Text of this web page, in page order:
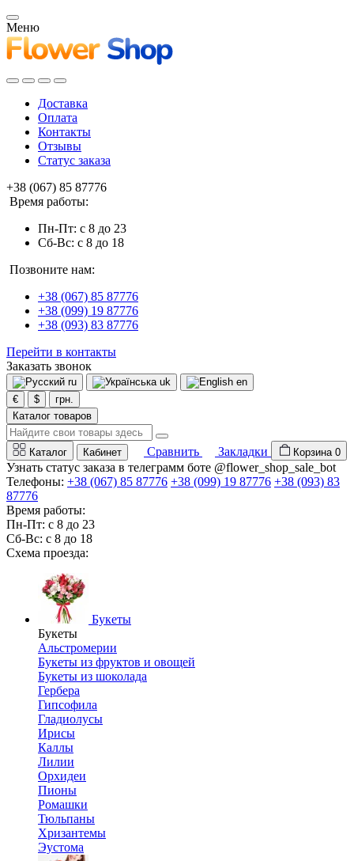
Меню
Доставка
Оплата
Контакты
Отзывы
Статус заказа
+38 (067) 85 87776
Время работы:
Пн-Пт: с 8 до 23
Сб-Вс: с 8 до 18
Позвоните нам:
+38 (067) 85 87776
+38 (099) 19 87776
+38 (093) 83 87776
Перейти в контакты
Заказать звонок
ru uk
en
€
$
грн.
Каталог товаров
Каталог Кабинет Сравнить Закладки Корзина 0
Узнать статус заказа в телеграмм боте @flower_shop_sale_bot
Телефоны: +38 (067) 85 87776 +38 (099) 19 87776 +38 (093) 83
87776
Время работы:
Пн-Пт: с 8 до 23
Сб-Вс: с 8 до 18
Схема проезда:
Букеты
Букеты
Альстромерии
Букеты из фруктов и овощей
Букеты из шоколада
Гербера
Гипсофила
Гладиолусы
Ирисы
Каллы
Лилии
Орхидеи
Пионы
Ромашки
Тюльпаны
Хризантемы
Эустома